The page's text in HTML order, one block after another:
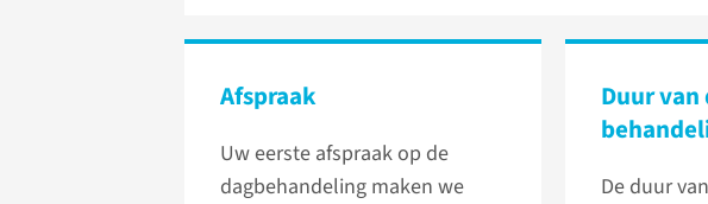
Afspraak
Uw eerste afspraak op de
dagbehandeling maken we
Duur van
De duur